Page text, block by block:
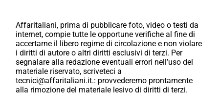
Affaritaliani, prima di pubblicare foto, video o testi da
internet, compie tutte le opportune verifiche al fine di
accertarne il libero regime di circolazione e non violare
i diritti di autore o altri diritti esclusivi di terzi. Per
segnalare alla redazione eventuali errori nell’uso del
materiale riservato, scriveteci a
tecnici@affaritaliani.it.: provvederemo prontamente
alla rimozione del materiale lesivo di diritti di terzi.